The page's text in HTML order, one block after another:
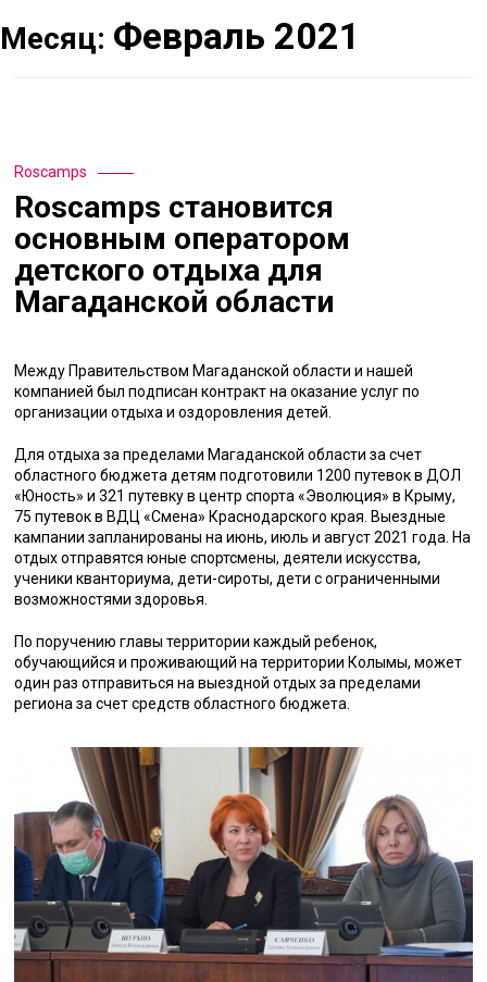
Месяц: Февраль 2021
Roscamps
Roscamps становится
основным оператором
детского отдыха для
Магаданской области
Между Правительством Магаданской области и нашей
компанией был подписан контракт на оказание услуг по
организации отдыха и оздоровления детей.
Для отдыха за пределами Магаданской области за счет
областного бюджета детям подготовили 1200 путевок в ДОЛ
«Юность» и 321 путевку в центр спорта «Эволюция» в Крыму,
75 путевок в ВДЦ «Смена» Краснодарского края. Выездные
кампании запланированы на июнь, июль и август 2021 года. На
отдых отправятся юные спортсмены, деятели искусства,
ученики кванториума, дети-сироты, дети с ограниченными
возможностями здоровья.
По поручению главы территории каждый ребенок,
обучающийся и проживающий на территории Колымы, может
один раз отправиться на выездной отдых за пределами
региона за счет средств областного бюджета.